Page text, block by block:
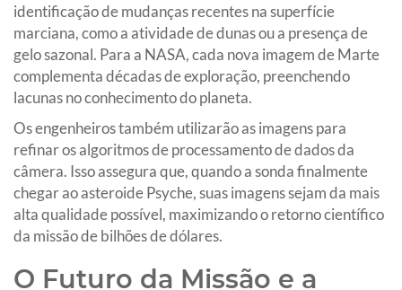
identificação de mudanças recentes na superfície
marciana, como a atividade de dunas ou a presença de
gelo sazonal. Para a NASA, cada nova imagem de Marte
complementa décadas de exploração, preenchendo
lacunas no conhecimento do planeta.
Os engenheiros também utilizarão as imagens para
refinar os algoritmos de processamento de dados da
câmera. Isso assegura que, quando a sonda finalmente
chegar ao asteroide Psyche, suas imagens sejam da mais
alta qualidade possível, maximizando o retorno científico
da missão de bilhões de dólares.
O Futuro da Missão e a